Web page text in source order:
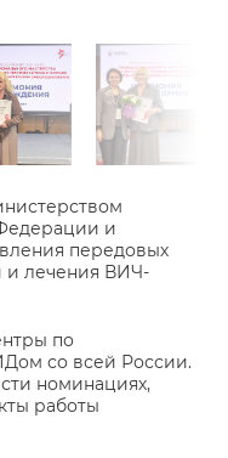
и
передовых
и лечения ВИЧ-
по
со всей России.
номинациях,
работы